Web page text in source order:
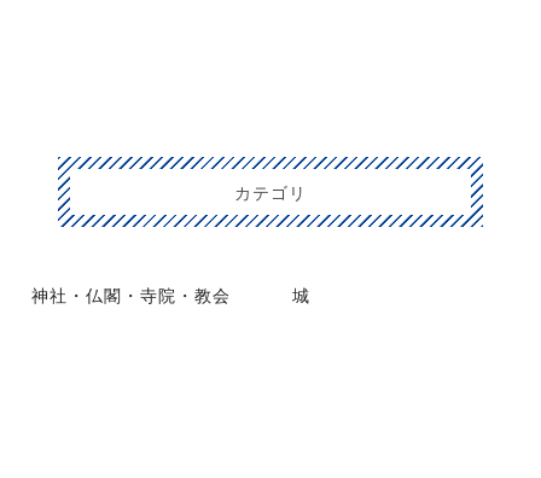
カテゴリ
神社・仏閣・寺院・教会 城